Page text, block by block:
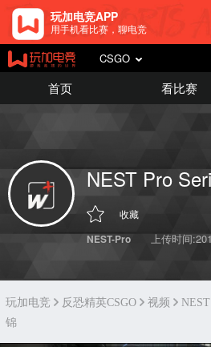
玩加电竞APP
用手机看比赛，聊电竞
CSGO
首页 看比赛
收藏
NEST-Pro 上传时间
玩加电竞 反恐精英CSGO 视频
锦